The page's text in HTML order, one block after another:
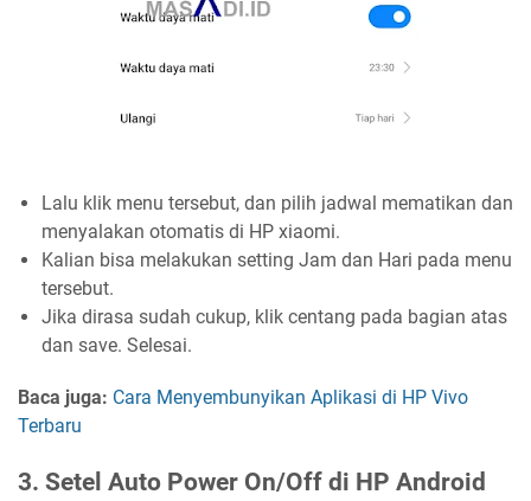
Lalu klik menu tersebut, dan pilih jadwal mematikan dan
menyalakan otomatis di HP xiaomi.
Kalian bisa melakukan setting Jam dan Hari pada menu
tersebut.
Jika dirasa sudah cukup, klik centang pada bagian atas
dan save. Selesai.
Baca juga: Cara Menyembunyikan Aplikasi di HP Vivo
Terbaru
3. Setel Auto Power On/Off di HP Android